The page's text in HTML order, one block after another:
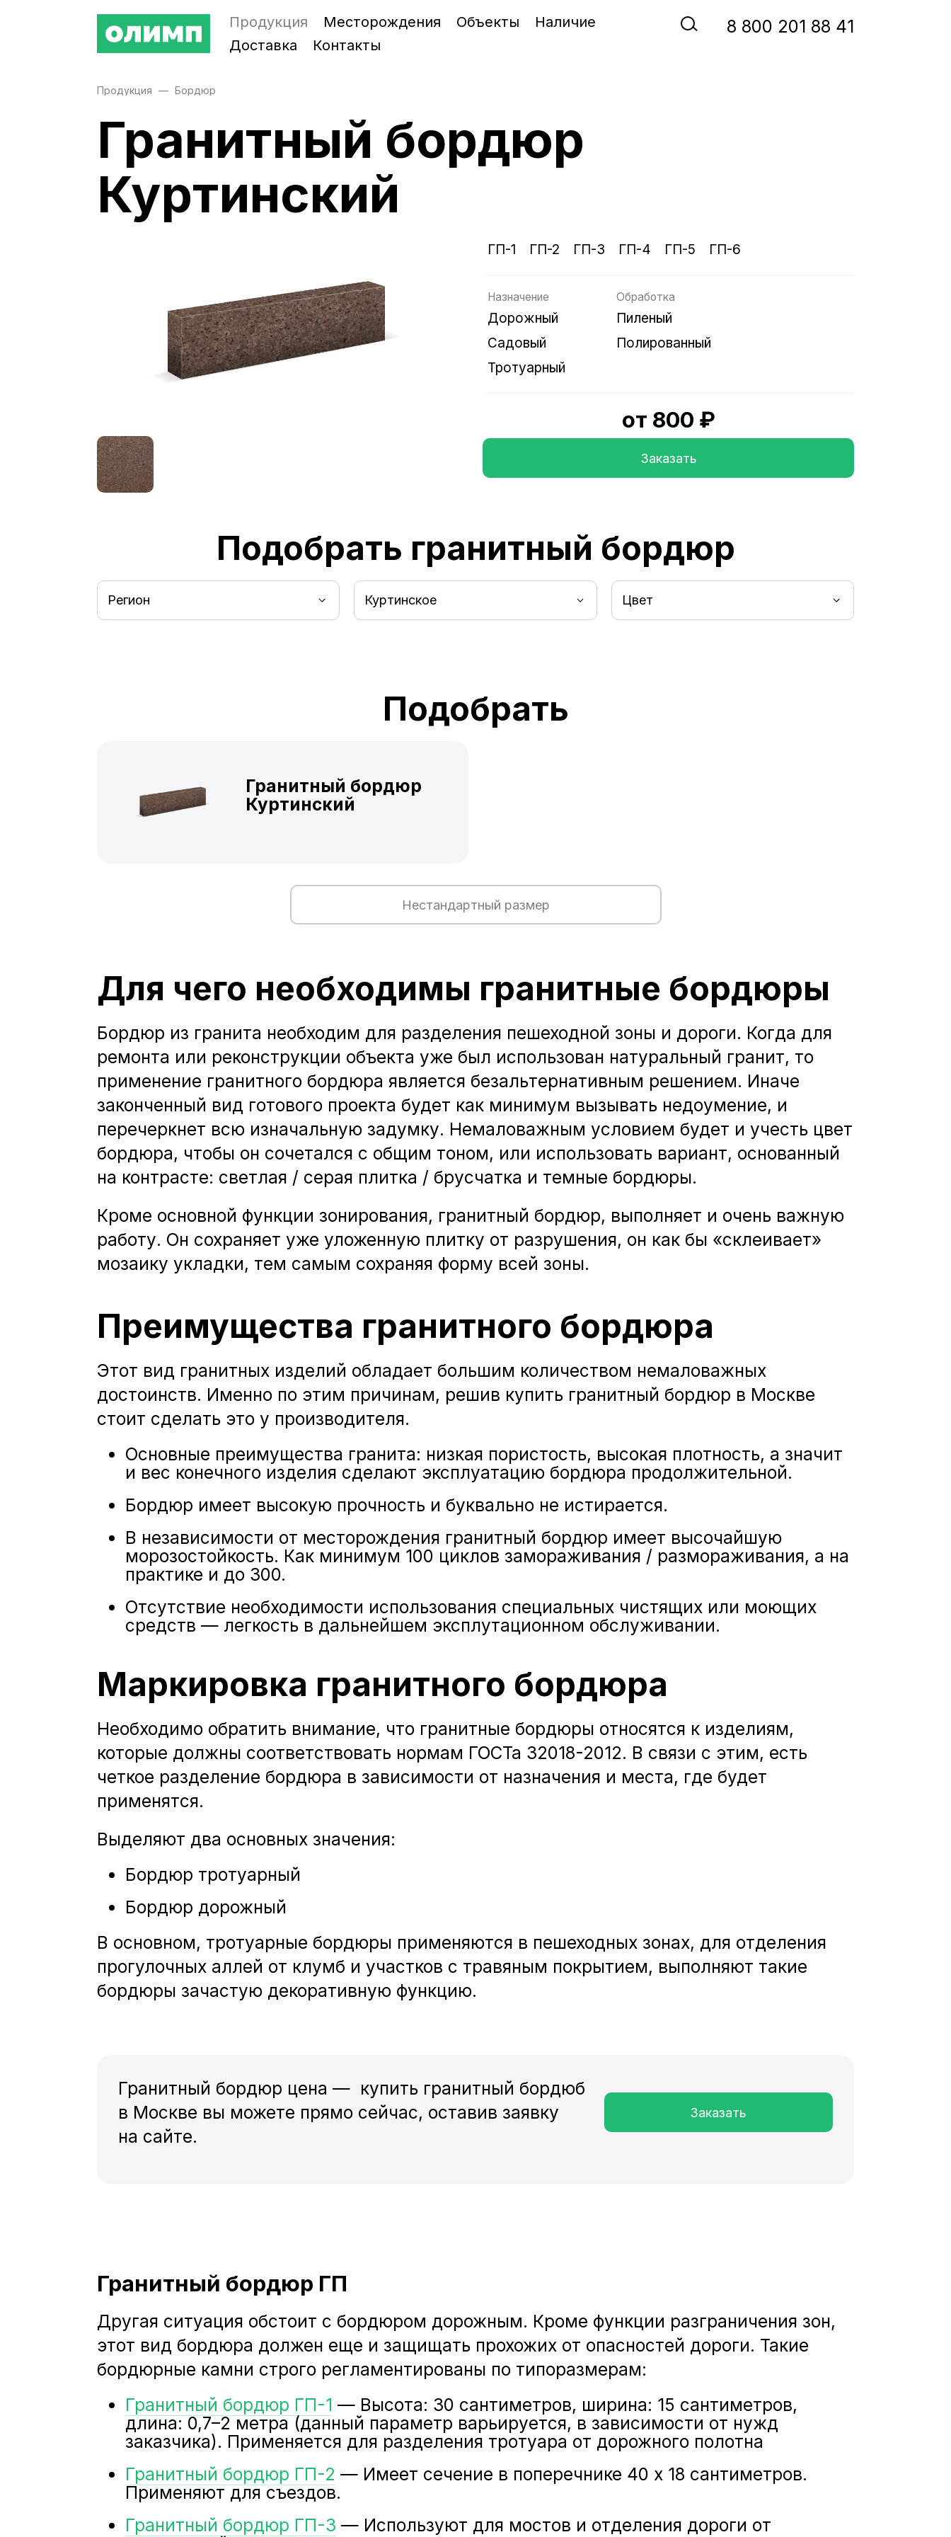
Продукция Месторождения Объекты
Наличие
Доставка
Контакты
‭8‬ ‭800‬ ‭201 88 41‬
Продукция Бордюр
Гранитный бордюр
Куртинский
ГП-1 ГП-2 ГП-3 ГП-4 ГП-5 ГП-6
Назначение
Дорожный
Садовый
Тротуарный
Обработка
Пиленый
Полированный
от 800 ₽
Заказать
Подобрать гранитный бордюр
Регион Куртинское Цвет
Подобрать
Гранитный бордюр
Куртинский
Нестандартный размер
Для чего необходимы гранитные бордюры
Бордюр из гранита необходим для разделения пешеходной зоны и дороги. Когда для
ремонта или реконструкции объекта уже был использован натуральный гранит, то
применение гранитного бордюра является безальтернативным решением. Иначе
законченный вид готового проекта будет как минимум вызывать недоумение, и
перечеркнет всю изначальную задумку. Немаловажным условием будет и учесть цвет
бордюра, чтобы он сочетался с общим тоном, или использовать вариант, основанный
на контрасте: светлая / серая плитка / брусчатка и темные бордюры.
Кроме основной функции зонирования, гранитный бордюр, выполняет и очень важную
работу. Он сохраняет уже уложенную плитку от разрушения, он как бы «склеивает»
мозаику укладки, тем самым сохраняя форму всей зоны.
Преимущества гранитного бордюра
Этот вид гранитных изделий обладает большим количеством немаловажных
достоинств. Именно по этим причинам, решив купить гранитный бордюр в Москве
стоит сделать это у производителя.
Основные преимущества гранита: низкая пористость, высокая плотность, а значит
и вес конечного изделия сделают эксплуатацию бордюра продолжительной.
Бордюр имеет высокую прочность и буквально не истирается.
В независимости от месторождения гранитный бордюр имеет высочайшую
морозостойкость. Как минимум 100 циклов замораживания / размораживания, а на
практике и до 300.
Отсутствие необходимости использования специальных чистящих или моющих
средств — легкость в дальнейшем эксплутационном обслуживании.
Маркировка гранитного бордюра
Необходимо обратить внимание, что гранитные бордюры относятся к изделиям,
которые должны соответствовать нормам ГОСТа 32018-2012. В связи с этим, есть
четкое разделение бордюра в зависимости от назначения и места, где будет
применятся.
Выделяют два основных значения:
Бордюр тротуарный
Бордюр дорожный
В основном, тротуарные бордюры применяются в пешеходных зонах, для отделения
прогулочных аллей от клумб и участков с травяным покрытием, выполняют такие
бордюры зачастую декоративную функцию.
Гранитный бордюр цена — купить гранитный бордюб
в Москве вы можете прямо сейчас, оставив заявку
на сайте.
Заказать
Гранитный бордюр ГП
Другая ситуация обстоит с бордюром дорожным. Кроме функции разграничения зон,
этот вид бордюра должен еще и защищать прохожих от опасностей дороги. Такие
бордюрные камни строго регламентированы по типоразмерам:
Гранитный бордюр ГП-1 — Высота: 30 сантиметров, ширина: 15 сантиметров,
длина: 0,7–2 метра (данный параметр варьируется, в зависимости от нужд
заказчика). Применяется для разделения тротуара от дорожного полотна
Гранитный бордюр ГП-2 — Имеет сечение в поперечнике 40 х 18 сантиметров.
Применяют для съездов.
Гранитный бордюр ГП-3 — Используют для мостов и отделения дороги от